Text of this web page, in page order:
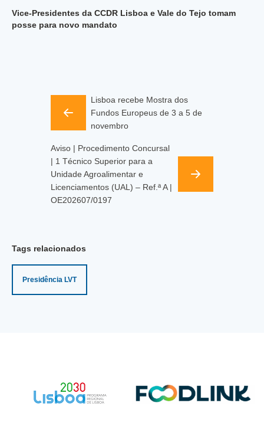
Vice-Presidentes da CCDR Lisboa e Vale do Tejo tomam
posse para novo mandato
Lisboa recebe Mostra dos
Fundos Europeus de 3 a 5 de
novembro
Aviso | Procedimento Concursal
| 1 Técnico Superior para a
Unidade Agroalimentar e
Licenciamentos (UAL) – Ref.ª A |
OE202607/0197
Tags relacionados
Presidência LVT